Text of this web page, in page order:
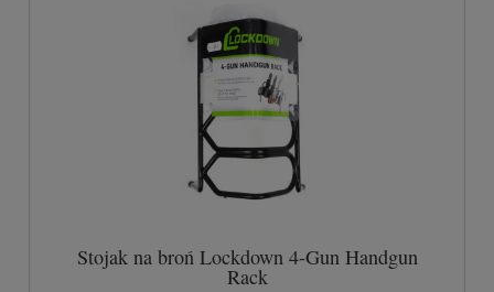
Stojak na broń Lockdown 4-Gun Handgun
Rack